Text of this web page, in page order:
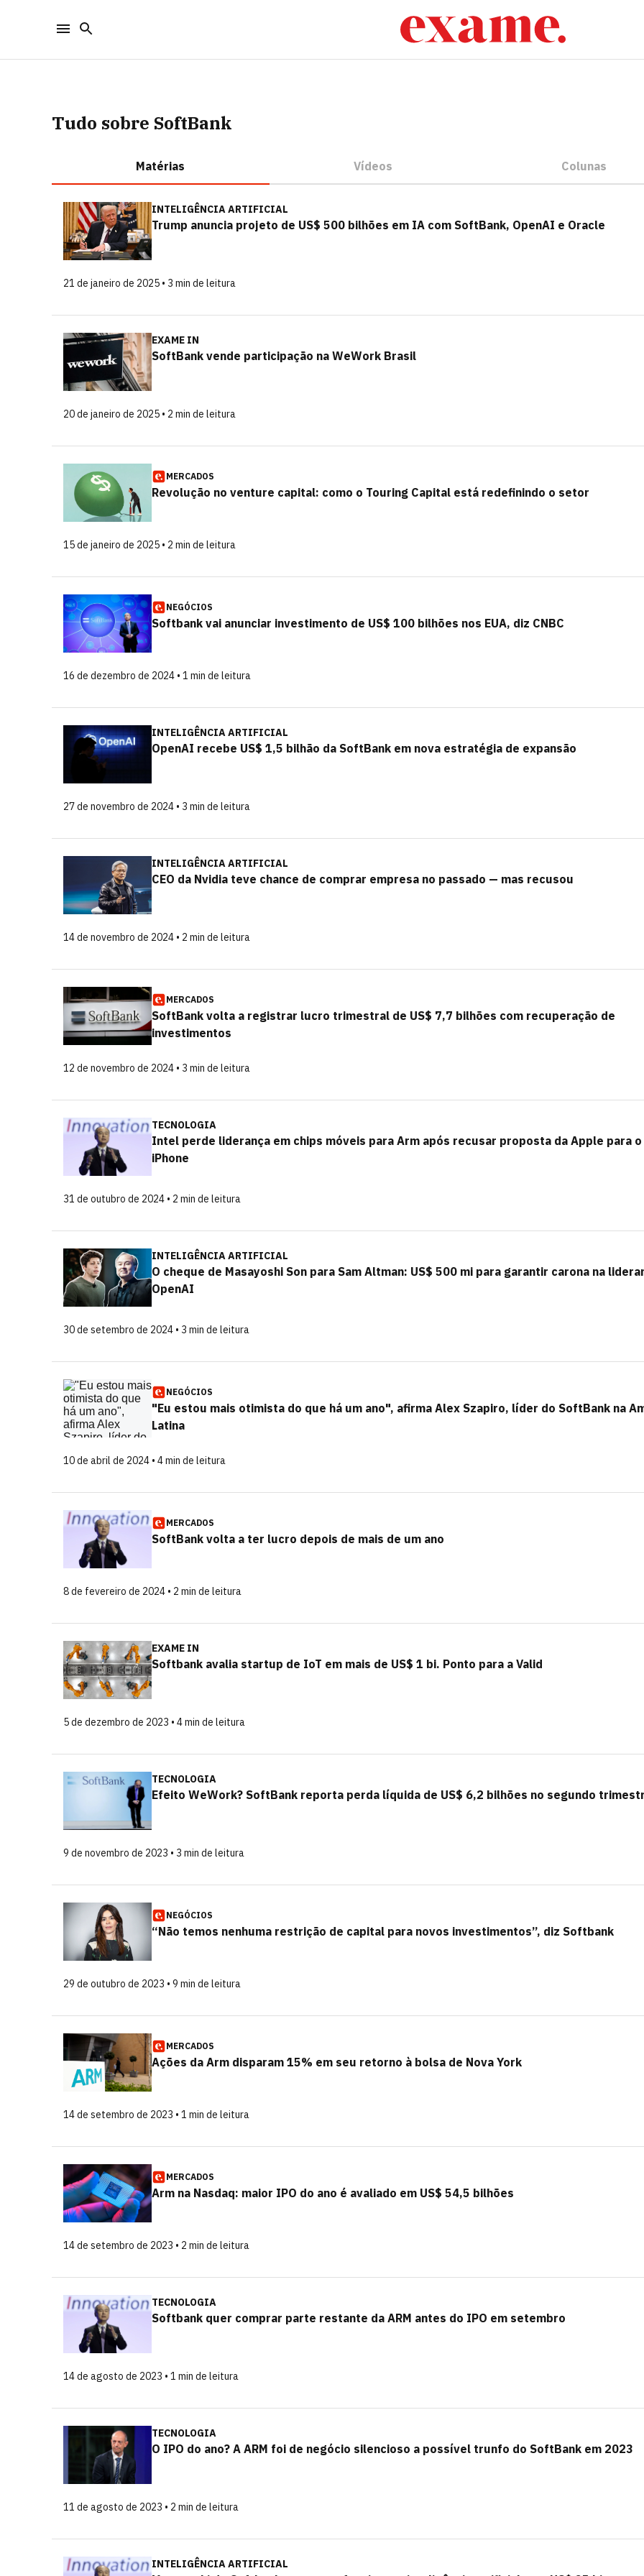
Tudo sobre SoftBank
Matérias Vídeos Colunas
INTELIGÊNCIA ARTIFICIAL
Trump anuncia projeto de US$ 500 bilhões em IA com SoftBank, OpenAI e Oracle
21 de janeiro de 2025 • 3 min de leitura
EXAME IN
SoftBank vende participação na WeWork Brasil
20 de janeiro de 2025 • 2 min de leitura
MERCADOS
Revolução no venture capital: como o Touring Capital está redefinindo o setor
15 de janeiro de 2025 • 2 min de leitura
NEGÓCIOS
Softbank vai anunciar investimento de US$ 100 bilhões nos EUA, diz CNBC
16 de dezembro de 2024 • 1 min de leitura
INTELIGÊNCIA ARTIFICIAL
OpenAI recebe US$ 1,5 bilhão da SoftBank em nova estratégia de expansão
27 de novembro de 2024 • 3 min de leitura
INTELIGÊNCIA ARTIFICIAL
CEO da Nvidia teve chance de comprar empresa no passado — mas recusou
14 de novembro de 2024 • 2 min de leitura
MERCADOS
SoftBank volta a registrar lucro trimestral de US$ 7,7 bilhões com recuperação de
investimentos
12 de novembro de 2024 • 3 min de leitura
TECNOLOGIA
Intel perde liderança em chips móveis para Arm após recusar proposta da Apple para o
iPhone
31 de outubro de 2024 • 2 min de leitura
INTELIGÊNCIA ARTIFICIAL
O cheque de Masayoshi Son para Sam Altman: US$ 500 mi para garantir carona na
OpenAI
30 de setembro de 2024 • 3 min de leitura
NEGÓCIOS
"Eu estou mais otimista do que há um ano", afirma Alex Szapiro, líder do SoftBank na
Latina
10 de abril de 2024 • 4 min de leitura
MERCADOS
SoftBank volta a ter lucro depois de mais de um ano
8 de fevereiro de 2024 • 2 min de leitura
EXAME IN
Softbank avalia startup de IoT em mais de US$ 1 bi. Ponto para a Valid
5 de dezembro de 2023 • 4 min de leitura
TECNOLOGIA
Efeito WeWork? SoftBank reporta perda líquida de US$ 6,2 bilhões no segundo
9 de novembro de 2023 • 3 min de leitura
NEGÓCIOS
“Não temos nenhuma restrição de capital para novos investimentos”, diz Softbank
29 de outubro de 2023 • 9 min de leitura
MERCADOS
Ações da Arm disparam 15% em seu retorno à bolsa de Nova York
14 de setembro de 2023 • 1 min de leitura
MERCADOS
Arm na Nasdaq: maior IPO do ano é avaliado em US$ 54,5 bilhões
14 de setembro de 2023 • 2 min de leitura
TECNOLOGIA
Softbank quer comprar parte restante da ARM antes do IPO em setembro
14 de agosto de 2023 • 1 min de leitura
TECNOLOGIA
O IPO do ano? A ARM foi de negócio silencioso a possível trunfo do SoftBank em 2023
11 de agosto de 2023 • 2 min de leitura
INTELIGÊNCIA ARTIFICIAL